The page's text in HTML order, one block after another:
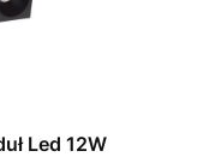
Led 12W